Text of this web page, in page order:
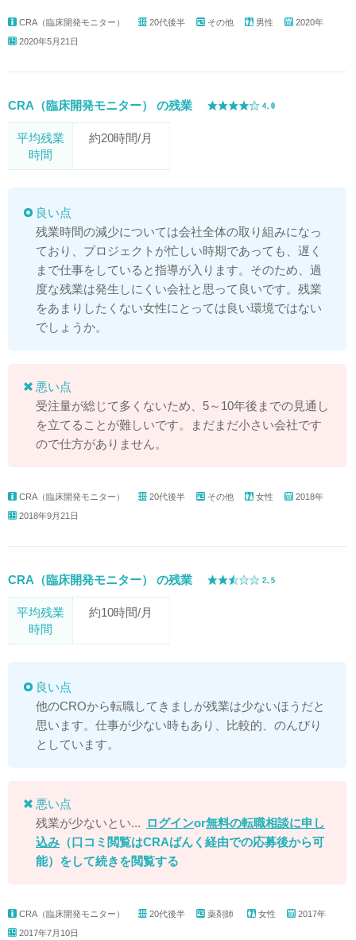
CRA（臨床開発モニター） 20代後半 その他 男性
2020年
2020年5月21日
CRA（臨床開発モニター） の残業
平均残業
時間
約20時間/月
良い点
残業時間の減少については会社全体の取り組みになっ
ており、プロジェクトが忙しい時期であっても、遅く
まで仕事をしていると指導が入ります。そのため、過
度な残業は発生しにくい会社と思って良いです。残業
をあまりしたくない女性にとっては良い環境ではない
でしょうか。
悪い点
受注量が総じて多くないため、5～10年後までの見通し
を立てることが難しいです。まだまだ小さい会社です
ので仕方がありません。
CRA（臨床開発モニター） 20代後半 その他 女性
2018年
2018年9月21日
CRA（臨床開発モニター） の残業
平均残業
時間
約10時間/月
良い点
他のCROから転職してきましが残業は少ないほうだと
思います。仕事が少ない時もあり、比較的、のんびり
としています。
悪い点
残業が少ないとい... ログインor無料の転職相談に申し
込み （口コミ閲覧はCRAばんく経由での応募後から可
能） をして続きを閲覧する
CRA（臨床開発モニター） 20代後半 薬剤師 女性
2017年
2017年7月10日